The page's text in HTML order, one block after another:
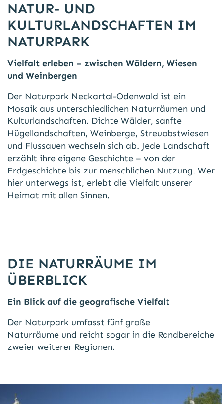
NATUR- UND
KULTURLANDSCHAFTEN IM
NATURPARK
Vielfalt erleben – zwischen Wäldern, Wiesen
und Weinbergen
Der Naturpark Neckartal-Odenwald ist ein
Mosaik aus unterschiedlichen Naturräumen und
Kulturlandschaften. Dichte Wälder, sanfte
Hügellandschaften, Weinberge, Streuobstwiesen
und Flussauen wechseln sich ab. Jede Landschaft
erzählt ihre eigene Geschichte – von der
Erdgeschichte bis zur menschlichen Nutzung. Wer
hier unterwegs ist, erlebt die Vielfalt unserer
Heimat mit allen Sinnen.
DIE NATURRÄUME IM
ÜBERBLICK
Ein Blick auf die geografische Vielfalt
Der Naturpark umfasst fünf große
Naturräume und reicht sogar in die Randbereiche
zweier weiterer Regionen.